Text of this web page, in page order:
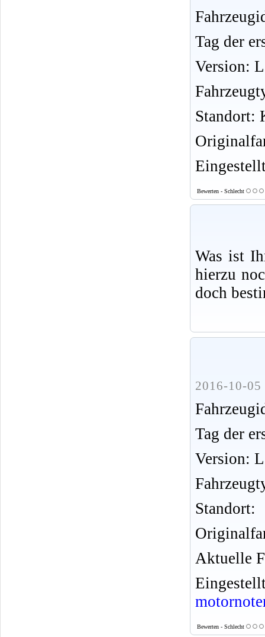
Tag der
Version:
Standort:
Bewerten - Schlecht
Was ist
hierzu
doch
2016-10-05
Tag der
Version:
Standort:
Aktuelle
Bewerten - Schlecht